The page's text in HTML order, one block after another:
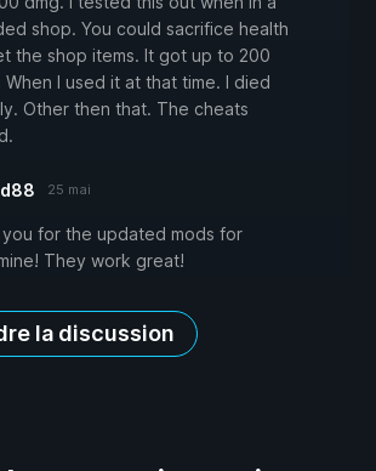
shop. You could sacrifice health
the shop items. It got up to 200
When I used it at that time. I died
Other then that. The cheats
25 mai
you for the updated mods for
They work great!
la discussion